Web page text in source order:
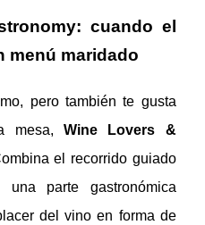
cuando el
menú maridado
pero también te gusta
mesa,Wine Lovers &
el recorrido guiado
parte gastronómica
del vino en forma de